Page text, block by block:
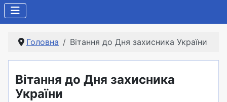
Головна Вітання до Дня захисника України
Вітання до Дня захисника
України